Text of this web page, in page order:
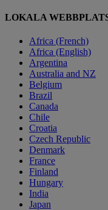
LOKALA
Africa (French)
Africa (English)
Argentina
Australia and NZ
Belgium
Brazil
Canada
Chile
Croatia
Czech Republic
Denmark
France
Finland
Hungary
India
Japan